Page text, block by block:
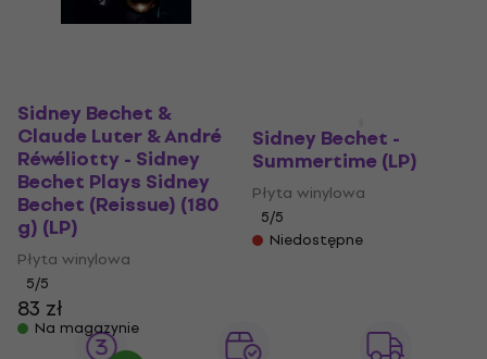
Sidney Bechet &
Claude Luter & André
Réwéliotty - Sidney
Bechet Plays Sidney
Bechet (Reissue) (180
g) (LP)
Płyta winylowa
5/5
83 zł
Na magazynie
Sidney Bechet -
Summertime (LP)
Płyta winylowa
5/5
Niedostępne